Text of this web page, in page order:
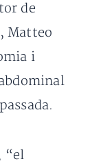
de
Matteo
i
“el